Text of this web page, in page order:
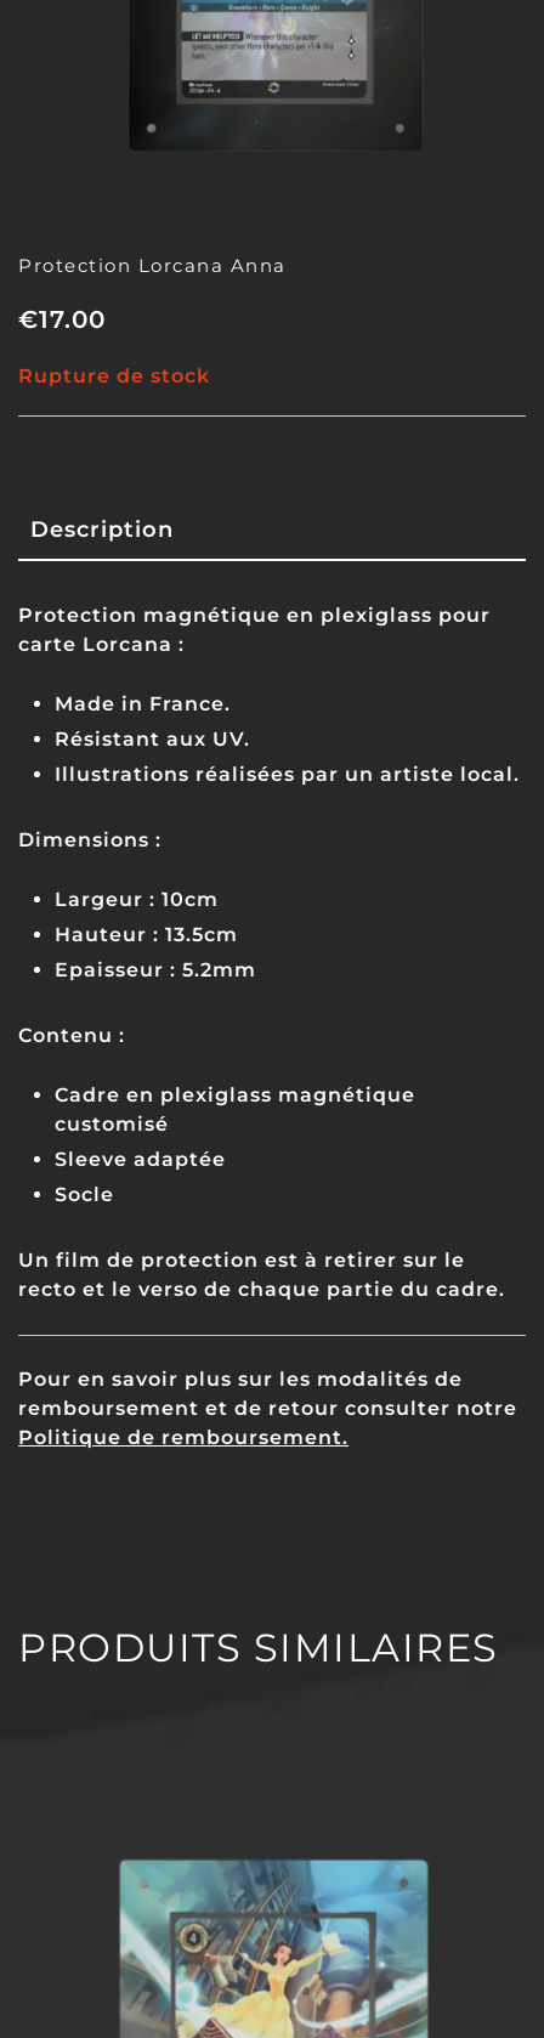
Protection Lorcana Anna
€17.00
Rupture de stock
Description
Protection magnétique en plexiglass pour
carte Lorcana :
Made in France.
Résistant aux UV.
Illustrations réalisées par un artiste local.
Dimensions :
Largeur : 10cm
Hauteur : 13.5cm
Epaisseur : 5.2mm
Contenu :
Cadre en plexiglass magnétique
customisé
Sleeve adaptée
Socle
Un film de protection est à retirer sur le
recto et le verso de chaque partie du cadre.
Pour en savoir plus sur les modalités de
remboursement et de retour consulter notre
Politique de remboursement.
PRODUITS SIMILAIRES